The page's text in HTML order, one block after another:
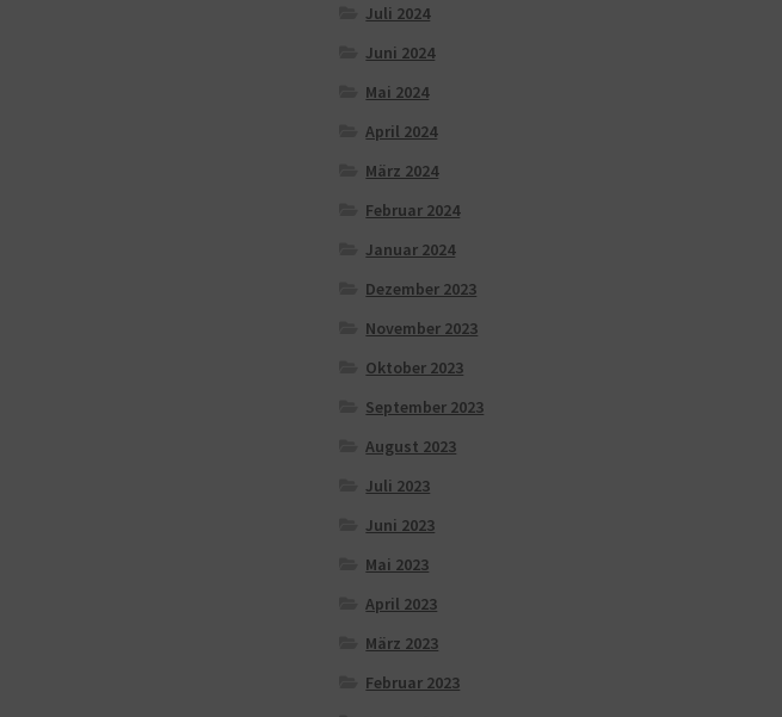
Juli 2024
Juni 2024
Mai 2024
April 2024
März 2024
Februar 2024
Januar 2024
Dezember 2023
November 2023
Oktober 2023
September 2023
August 2023
Juli 2023
Juni 2023
Mai 2023
April 2023
März 2023
Februar 2023